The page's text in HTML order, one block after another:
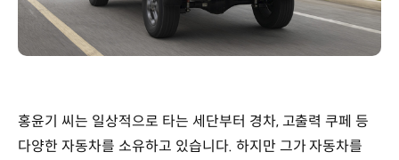
홍윤기 씨는 일상적으로 타는 세단부터 경차, 고출력 쿠페 등
다양한 자동차를 소유하고 있습니다. 하지만 그가 자동차를